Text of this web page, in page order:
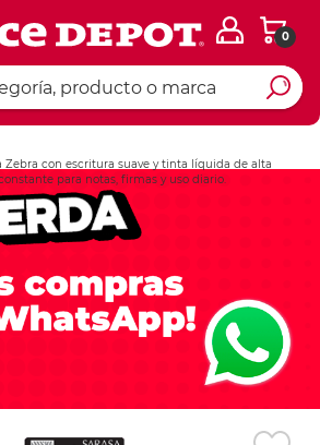
0
con escritura suave y tinta líquida de alta
para notas, firmas y uso diario.
Ingresar Codigo